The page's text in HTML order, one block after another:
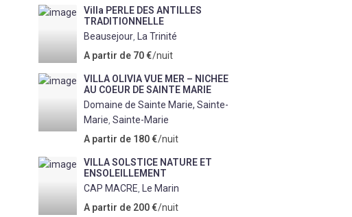
Villa PERLE DES ANTILLES
TRADITIONNELLE
Beausejour,
La Trinité
A partir de 70 €/nuit
VILLA OLIVIA VUE MER – NICHEE
AU COEUR DE SAINTE MARIE
Domaine de Sainte Marie, Sainte-
Marie, Sainte-Marie
A partir de 180 €/nuit
VILLA SOLSTICE NATURE ET
ENSOLEILLEMENT
CAP MACRE,
Le Marin
A partir de 200 €/nuit